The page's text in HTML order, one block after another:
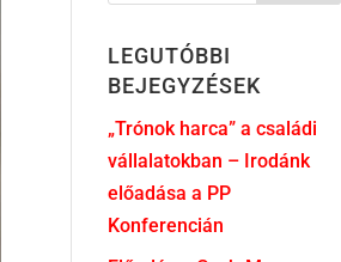
LEGUTÓBBI
BEJEGYZÉSEK
„Trónok harca” a családi
vállalatokban – Irodánk
előadása a PP
Konferencián